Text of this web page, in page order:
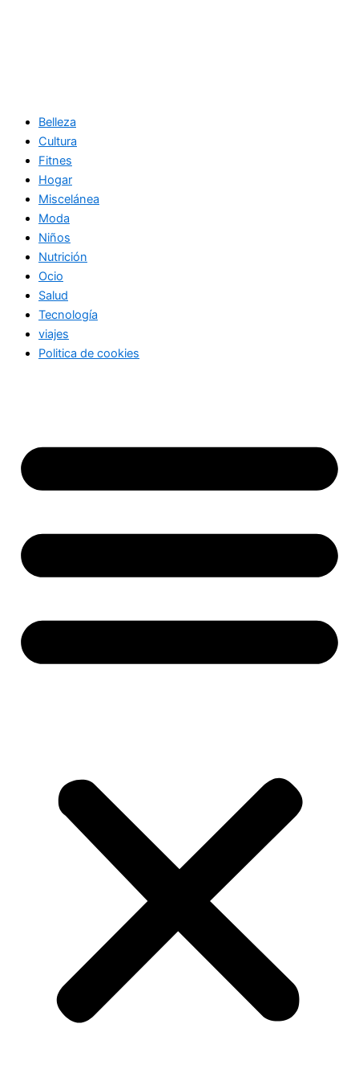
Belleza
Cultura
Fitnes
Hogar
Miscelánea
Moda
Niños
Nutrición
Ocio
Salud
Tecnología
viajes
Politica de cookies